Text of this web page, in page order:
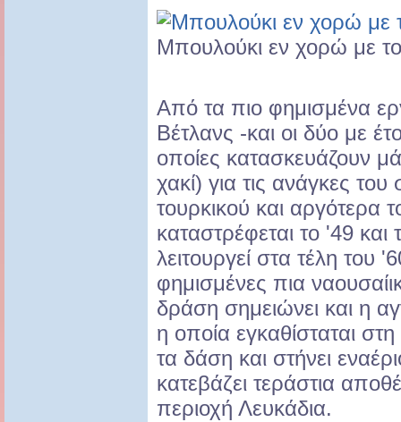
Μπουλούκι εν χορώ με
Από τα πιο φημισμένα
Βέτλανς -και οι δύο με
οποίες κατασκευάζουν
χακί) για τις ανάγκες
τουρκικού και αργότερα
καταστρέφεται το '49 και
λειτουργεί στα τέλη του
φημισμένες πια
δράση σημειώνει και η
η οποία εγκαθίσταται
τα δάση και στήνει
κατεβάζει τεράστια
περιοχή Λευκάδια.